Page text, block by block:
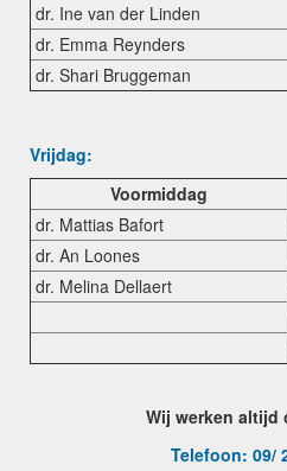
dr. Ine van der Linden
dr. Emma Reynders
dr. Shari Bruggeman
Vrijdag:
Voormiddag
dr. Mattias Bafort
dr. An Loones
dr. Melina Dellaert
Wij werken altijd
Telefoon: 09/